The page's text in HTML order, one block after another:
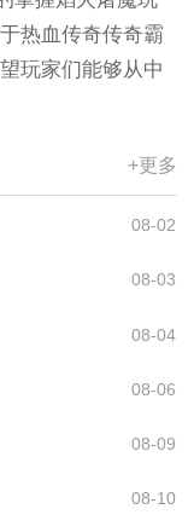
热血传奇传奇霸
玩家们能够从中
+更多
08-02
08-03
08-04
08-06
08-09
08-10